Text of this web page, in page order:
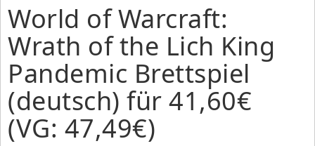
World of Warcraft:
Wrath of the Lich King
Pandemic Brettspiel
(deutsch) für 41,60€
(VG: 47,49€)